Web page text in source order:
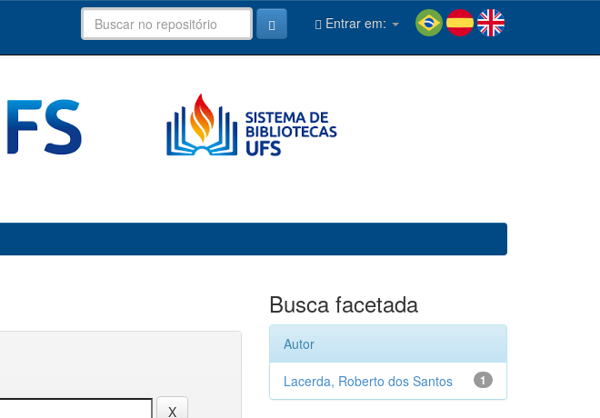
Entrar em:
Busca facetada
Autor
1
Lacerda, Roberto dos Santos